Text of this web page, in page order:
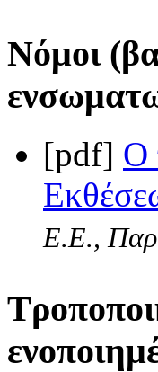
Νόμοι
[pdf] Ο
Ε.Ε.,